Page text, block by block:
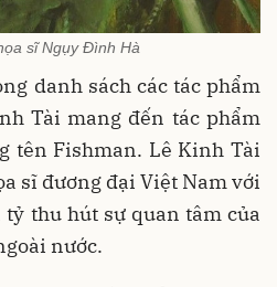
sĩ Ngụy Đình Hà
danh sách các tác phẩm
Tài mang đến tác phẩm
tên Fishman. Lê Kinh Tài
sĩ đương đại Việt Nam với
thu hút sự quan tâm của
nước.